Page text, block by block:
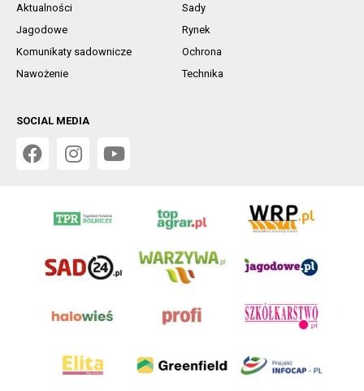
Aktualności
Sady
Jagodowe
Rynek
Komunikaty sadownicze
Ochrona
Nawożenie
Technika
SOCIAL MEDIA